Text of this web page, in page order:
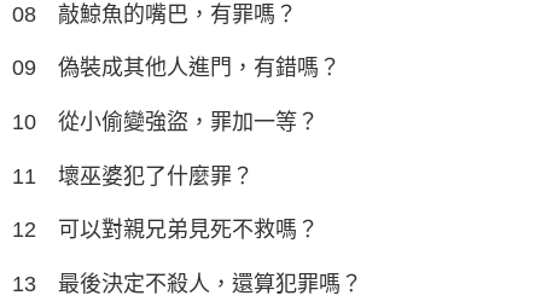
08 敲鯨魚的嘴巴，有罪嗎？
09 偽裝成其他人進門，有錯嗎？
10 從小偷變強盜，罪加一等？
11 壞巫婆犯了什麼罪？
12 可以對親兄弟見死不救嗎？
13 最後決定不殺人，還算犯罪嗎？